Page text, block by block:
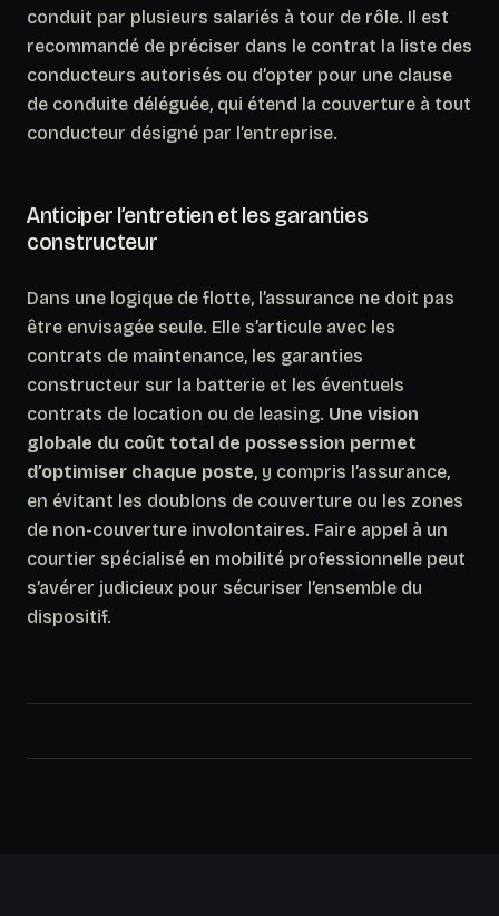
conduit par plusieurs salariés à tour de rôle. Il est
recommandé de préciser dans le contrat la liste des
conducteurs autorisés ou d’opter pour une clause
de conduite déléguée, qui étend la couverture à tout
conducteur désigné par l’entreprise.
Anticiper l’entretien et les garanties
constructeur
Dans une logique de flotte, l’assurance ne doit pas
être envisagée seule. Elle s’articule avec les
contrats de maintenance, les garanties
constructeur sur la batterie et les éventuels
contrats de location ou de leasing. Une vision
globale du coût total de possession permet
d’optimiser chaque poste, y compris l’assurance,
en évitant les doublons de couverture ou les zones
de non-couverture involontaires. Faire appel à un
courtier spécialisé en mobilité professionnelle peut
s’avérer judicieux pour sécuriser l’ensemble du
dispositif.